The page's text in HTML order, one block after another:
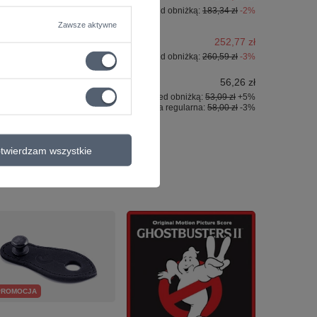
Najniższa cena z 30 dni przed obniżką: 183,34 zł -2%
252,77 zł
Najniższa cena z 30 dni przed obniżką: 260,59 zł -3%
56,26 zł
Najniższa cena z 30 dni przed obniżką: 53,09 zł +5%
Cena regularna: 58,00 zł -3%
Zawsze aktywne
wszystkie